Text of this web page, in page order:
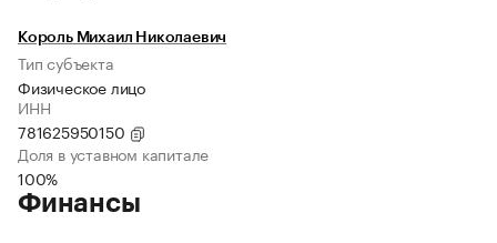
Король Михаил Николаевич
Тип субъекта
Физическое лицо
ИНН
781625950150
Доля в уставном капитале
100%
Финансы